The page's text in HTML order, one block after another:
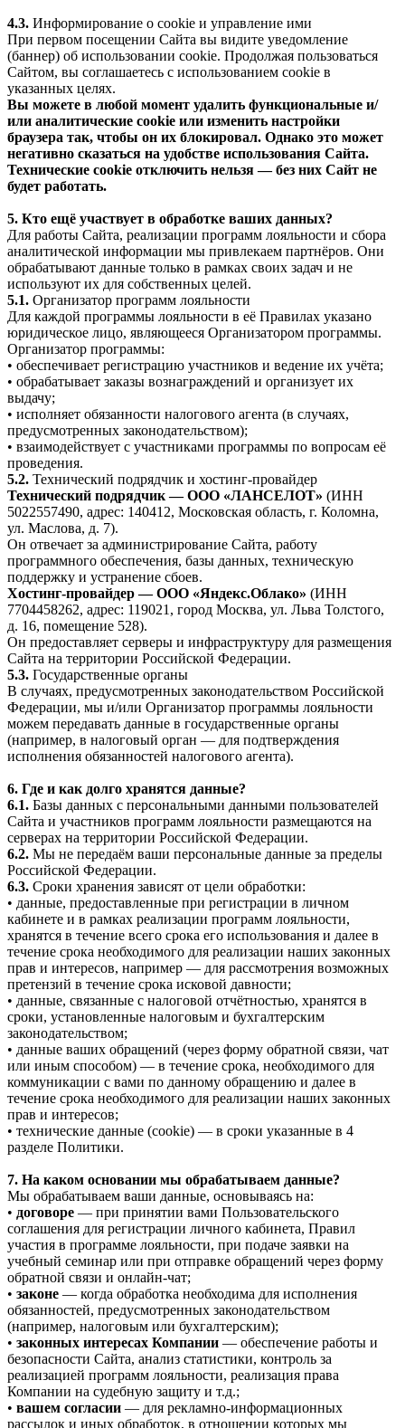
4.3. Информирование о cookie и управление ими
При первом посещении Сайта вы видите уведомление
(баннер) об использовании cookie. Продолжая пользоваться
Сайтом, вы соглашаетесь с использованием cookie в
указанных целях.
Вы можете в любой момент удалить функциональные и/
или аналитические cookie или изменить настройки
браузера так, чтобы он их блокировал. Однако это может
негативно сказаться на удобстве использования Сайта.
Технические cookie отключить нельзя — без них Сайт не
будет работать.
5. Кто ещё участвует в обработке ваших данных?
Для работы Сайта, реализации программ лояльности и сбора
аналитической информации мы привлекаем партнёров. Они
обрабатывают данные только в рамках своих задач и не
используют их для собственных целей.
5.1. Организатор программ лояльности
Для каждой программы лояльности в её Правилах указано
юридическое лицо, являющееся Организатором программы.
Организатор программы:
• обеспечивает регистрацию участников и ведение их учёта;
• обрабатывает заказы вознаграждений и организует их
выдачу;
• исполняет обязанности налогового агента (в случаях,
предусмотренных законодательством);
• взаимодействует с участниками программы по вопросам её
проведения.
5.2. Технический подрядчик и хостинг-провайдер
Технический подрядчик — ООО «ЛАНСЕЛОТ» (ИНН
5022557490, адрес: 140412, Московская область, г. Коломна,
ул. Маслова, д. 7).
Он отвечает за администрирование Сайта, работу
программного обеспечения, базы данных, техническую
поддержку и устранение сбоев.
Хостинг-провайдер — ООО «Яндекс.Облако» (ИНН
7704458262, адрес: 119021, город Москва, ул. Льва Толстого,
д. 16, помещение 528).
Он предоставляет серверы и инфраструктуру для размещения
Сайта на территории Российской Федерации.
5.3. Государственные органы
В случаях, предусмотренных законодательством Российской
Федерации, мы и/или Организатор программы лояльности
можем передавать данные в государственные органы
(например, в налоговый орган — для подтверждения
исполнения обязанностей налогового агента).
6. Где и как долго хранятся данные?
6.1. Базы данных с персональными данными пользователей
Сайта и участников программ лояльности размещаются на
серверах на территории Российской Федерации.
6.2. Мы не передаём ваши персональные данные за пределы
Российской Федерации.
6.3. Сроки хранения зависят от цели обработки:
• данные, предоставленные при регистрации в личном
кабинете и в рамках реализации программ лояльности,
хранятся в течение всего срока его использования и далее в
течение срока необходимого для реализации наших законных
прав и интересов, например — для рассмотрения возможных
претензий в течение срока исковой давности;
• данные, связанные с налоговой отчётностью, хранятся в
сроки, установленные налоговым и бухгалтерским
законодательством;
• данные ваших обращений (через форму обратной связи, чат
или иным способом) — в течение срока, необходимого для
коммуникации с вами по данному обращению и далее в
течение срока необходимого для реализации наших законных
прав и интересов;
• технические данные (cookie) — в сроки указанные в 4
разделе Политики.
7. На каком основании мы обрабатываем данные?
Мы обрабатываем ваши данные, основываясь на:
• договоре — при принятии вами Пользовательского
соглашения для регистрации личного кабинета, Правил
участия в программе лояльности, при подаче заявки на
учебный семинар или при отправке обращений через форму
обратной связи и онлайн-чат;
• законе — когда обработка необходима для исполнения
обязанностей, предусмотренных законодательством
(например, налоговым или бухгалтерским);
• законных интересах Компании — обеспечение работы и
безопасности Сайта, анализ статистики, контроль за
реализацией программ лояльности, реализация права
Компании на судебную защиту и т.д.;
• вашем согласии — для рекламно-информационных
рассылок и иных обработок, в отношении которых мы